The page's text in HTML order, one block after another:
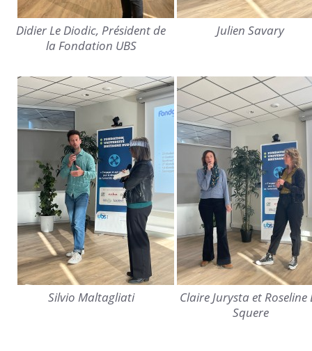
Didier Le Diodic, Président de
la Fondation UBS
Julien Savary
Silvio Maltagliati
Claire Jurysta et Roseline
Squere